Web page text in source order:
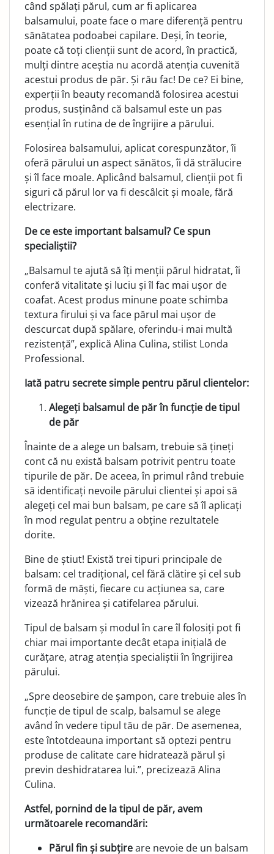
când spălați părul, cum ar fi aplicarea
balsamului, poate face o mare diferență pentru
sănătatea podoabei capilare. Deși, în teorie,
poate că toți clienții sunt de acord, în practică,
mulți dintre aceștia nu acordă atenția cuvenită
acestui produs de păr. Și rău fac! De ce? Ei bine,
experții în beauty recomandă folosirea acestui
produs, susținând că balsamul este un pas
esențial în rutina de de îngrijire a părului.
Folosirea balsamului, aplicat corespunzător, îi
oferă părului un aspect sănătos, îi dă strălucire
și îl face moale. Aplicând balsamul, clienții pot fi
siguri că părul lor va fi descâlcit și moale, fără
electrizare.
De ce este important balsamul? Ce spun
specialiștii?
„Balsamul te ajută să îți menții părul hidratat, îi
conferă vitalitate și luciu și îl fac mai ușor de
coafat. Acest produs minune poate schimba
textura firului și va face părul mai ușor de
descurcat după spălare, oferindu-i mai multă
rezistență”, explică Alina Culina, stilist Londa
Professional.
Iată patru secrete simple pentru părul clientelor:
Alegeți balsamul de păr în funcție de tipul
de păr
Înainte de a alege un balsam, trebuie să țineți
cont că nu există balsam potrivit pentru toate
tipurile de păr. De aceea, în primul rând trebuie
să identificați nevoile părului clientei și apoi să
alegeți cel mai bun balsam, pe care să îl aplicați
în mod regulat pentru a obține rezultatele
dorite.
Bine de știut! Există trei tipuri principale de
balsam: cel tradițional, cel fără clătire și cel sub
formă de măști, fiecare cu acțiunea sa, care
vizează hrănirea și catifelarea părului.
Tipul de balsam și modul în care îl folosiți pot fi
chiar mai importante decât etapa inițială de
curățare, atrag atenția specialiștii în îngrijirea
părului.
„Spre deosebire de șampon, care trebuie ales în
funcție de tipul de scalp, balsamul se alege
având în vedere tipul tău de păr. De asemenea,
este întotdeauna important să optezi pentru
produse de calitate care hidratează părul și
previn deshidratarea lui.”, precizează Alina
Culina.
Astfel, pornind de la tipul de păr, avem
următoarele recomandări:
Părul fin și subțireare nevoie de un balsam